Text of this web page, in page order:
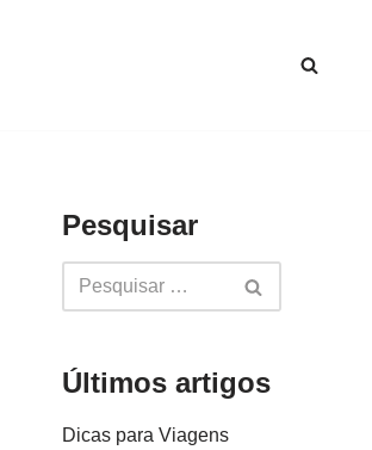
Pesquisar
Últimos artigos
Dicas para Viagens